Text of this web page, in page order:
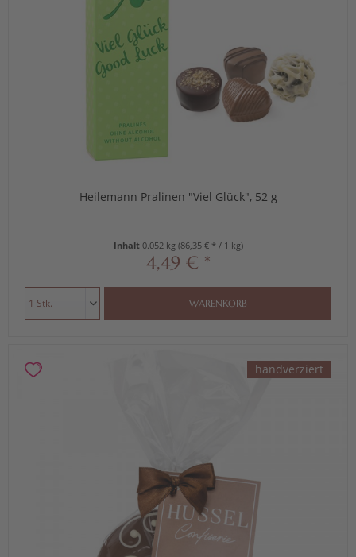
Heilemann Pralinen "Viel Glück", 52 g
Inhalt 0.052 kg (86,35 € * / 1 kg)
4,49 € *
WARENKORB
handverziert